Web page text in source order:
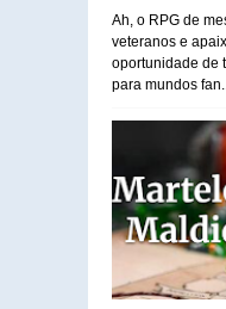
Ah, o RPG de
veteranos e
oportunidade de
para mundos fan...